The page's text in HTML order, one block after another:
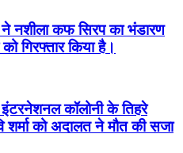
नशीला कफ सिरप का भंडारण
गिरफ्तार किया है।
कॉलोनी के तिहरे
शर्मा को अदालत ने मौत की सजा